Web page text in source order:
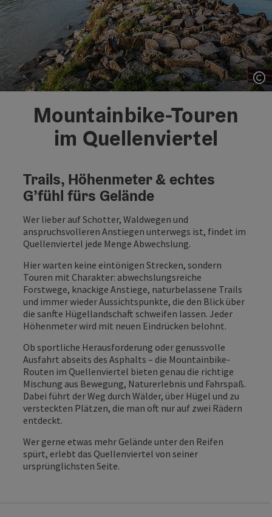
Mountainbike-Touren
im Quellenviertel
Trails, Höhenmeter & echtes
G’fühl fürs Gelände
Wer lieber auf Schotter, Waldwegen und
anspruchsvolleren Anstiegen unterwegs ist, findet im
Quellenviertel jede Menge Abwechslung.
Hier warten keine eintönigen Strecken, sondern
Touren mit Charakter: abwechslungsreiche
Forstwege, knackige Anstiege, naturbelassene Trails
und immer wieder Aussichtspunkte, die den Blick über
die sanfte Hügellandschaft schweifen lassen. Jeder
Höhenmeter wird mit neuen Eindrücken belohnt.
Ob sportliche Herausforderung oder genussvolle
Ausfahrt abseits des Asphalts – die Mountainbike-
Routen im Quellenviertel bieten genau die richtige
Mischung aus Bewegung, Naturerlebnis und Fahrspaß.
Dabei führt der Weg durch Wälder, über Hügel und zu
versteckten Plätzen, die man oft nur auf zwei Rädern
entdeckt.
Wer gerne etwas mehr Gelände unter den Reifen
spürt, erlebt das Quellenviertel von seiner
ursprünglichsten Seite.